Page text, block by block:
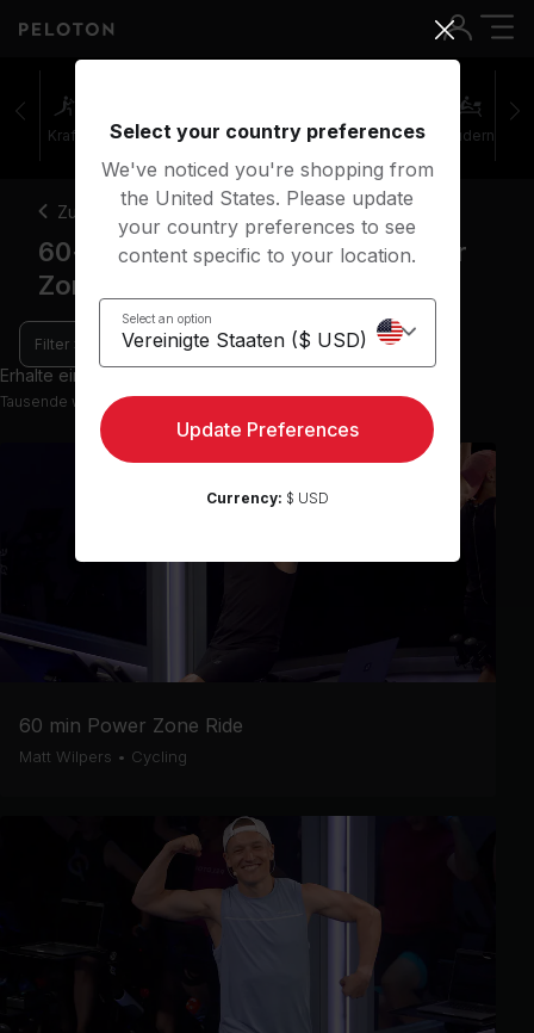
Kraft Pilates Cycling Laufen Rudern
Zurück
60+ Minuten Cycling-Kurse Power
Zone
Filter
Erhalte einen Einblick mit 9 Vorschau-Kursen
Tausende weitere Kurse in der App verfügbar
60 min Power Zone Ride
Matt Wilpers • Cycling
Select your country preferences
We've noticed you're shopping from
the United States. Please update
your country preferences to see
content specific to your location.
Select an option
Update Preferences
Currency: $ USD